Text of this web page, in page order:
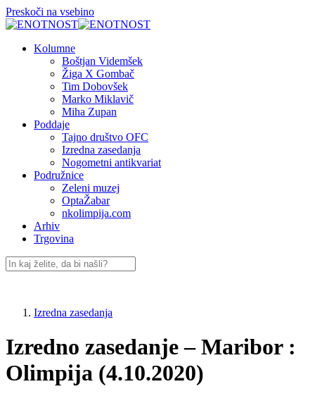
Preskoči na vsebino
Kolumne
Boštjan Videmšek
Žiga X Gombač
Tim Dobovšek
Marko Miklavič
Miha Zupan
Poddaje
Tajno društvo OFC
Izredna zasedanja
Nogometni antikvariat
Podružnice
Zeleni muzej
OptaŽabar
nkolimpija.com
Arhiv
Trgovina
Izredna zasedanja
Izredno zasedanje – Maribor :
Olimpija (4.10.2020)